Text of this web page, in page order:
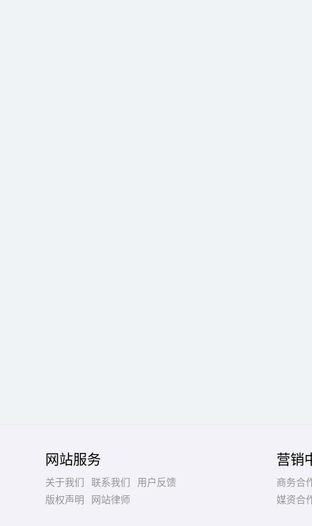
网站服务
关于我们 联系我们
用户反馈
版权声明
网站律师
营销
商务合
媒资合